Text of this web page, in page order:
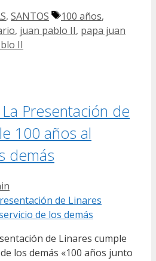
, SANTOS Etiquetas
100 años,
, juan pablo II, papa juan
II
Presentación de
100 años al
demás
de Linares cumple
los demás «100 años junto